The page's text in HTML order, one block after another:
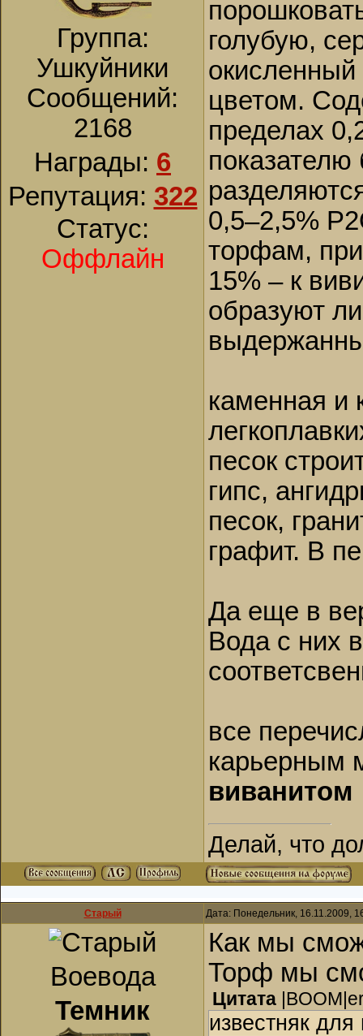
Группа:
Ушкуйники
Сообщений:
2168
Награды: 6
Репутация: 322
Статус:
Оффлайн
голубую,
окисленный
цветом.
пределах
0,5–2,5%
торфам,
15% – к
образуют
каменная и
песок
гипс,
песок,
графит. В
Да еще в
Вода с них
все
карьерным
виванитом
Делай, что
Старый Дата: Понедельник, 16.11.2009,
Воевода
Темник
Как мы
Торф мы
Цитата
известняк